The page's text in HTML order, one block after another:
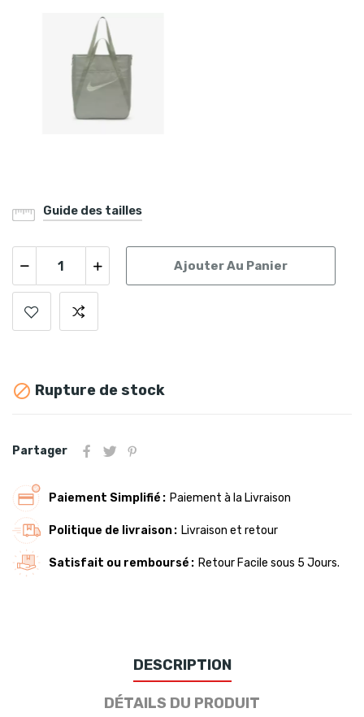
Guide des tailles
Ajouter Au Panier
 Rupture de stock
Partager
Paiement Simplifié Paiement à la Livraison
Politique de livraison Livraison et retour
Satisfait ou remboursé Retour Facile sous 5 Jours.
DESCRIPTION
DÉTAILS DU PRODUIT